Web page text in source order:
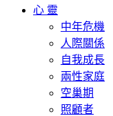
心 靈
中年危機
人際關係
自我成長
兩性家庭
空巢期
照顧者